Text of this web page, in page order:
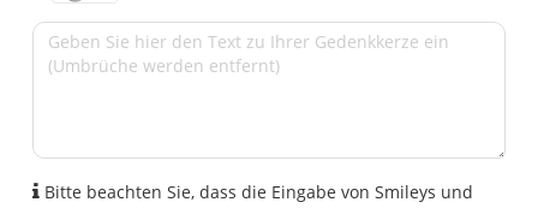
Bitte beachten Sie, dass die Eingabe von Smileys und